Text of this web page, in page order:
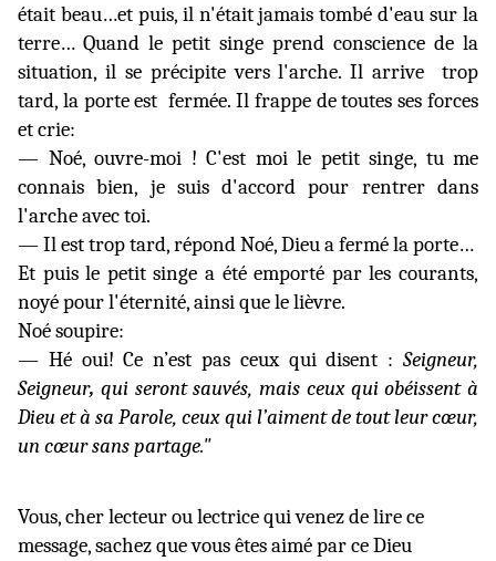
était beau…et puis, il n'était jamais tombé d'eau sur la
terre… Quand le petit singe prend conscience de la
situation, il se précipite vers l'arche. Il arrive trop
tard, la porte est fermée. Il frappe de toutes ses forces
et crie:
— Noé, ouvre-moi ! C'est moi le petit singe, tu me
connais bien, je suis d'accord pour rentrer dans
l'arche avec toi.
— Il est trop tard, répond Noé, Dieu a fermé la porte…
Et puis le petit singe a été emporté par les courants,
noyé pour l'éternité, ainsi que le lièvre.
Noé soupire:
— Hé oui! Ce n’est pas ceux qui disent : Seigneur,
Seigneur, qui seront sauvés, mais ceux qui obéissent à
Dieu et à sa Parole, ceux qui l’aiment de tout leur cœur,
un cœur sans partage."
Vous, cher lecteur ou lectrice qui venez de lire ce
message, sachez que vous êtes aimé par ce Dieu